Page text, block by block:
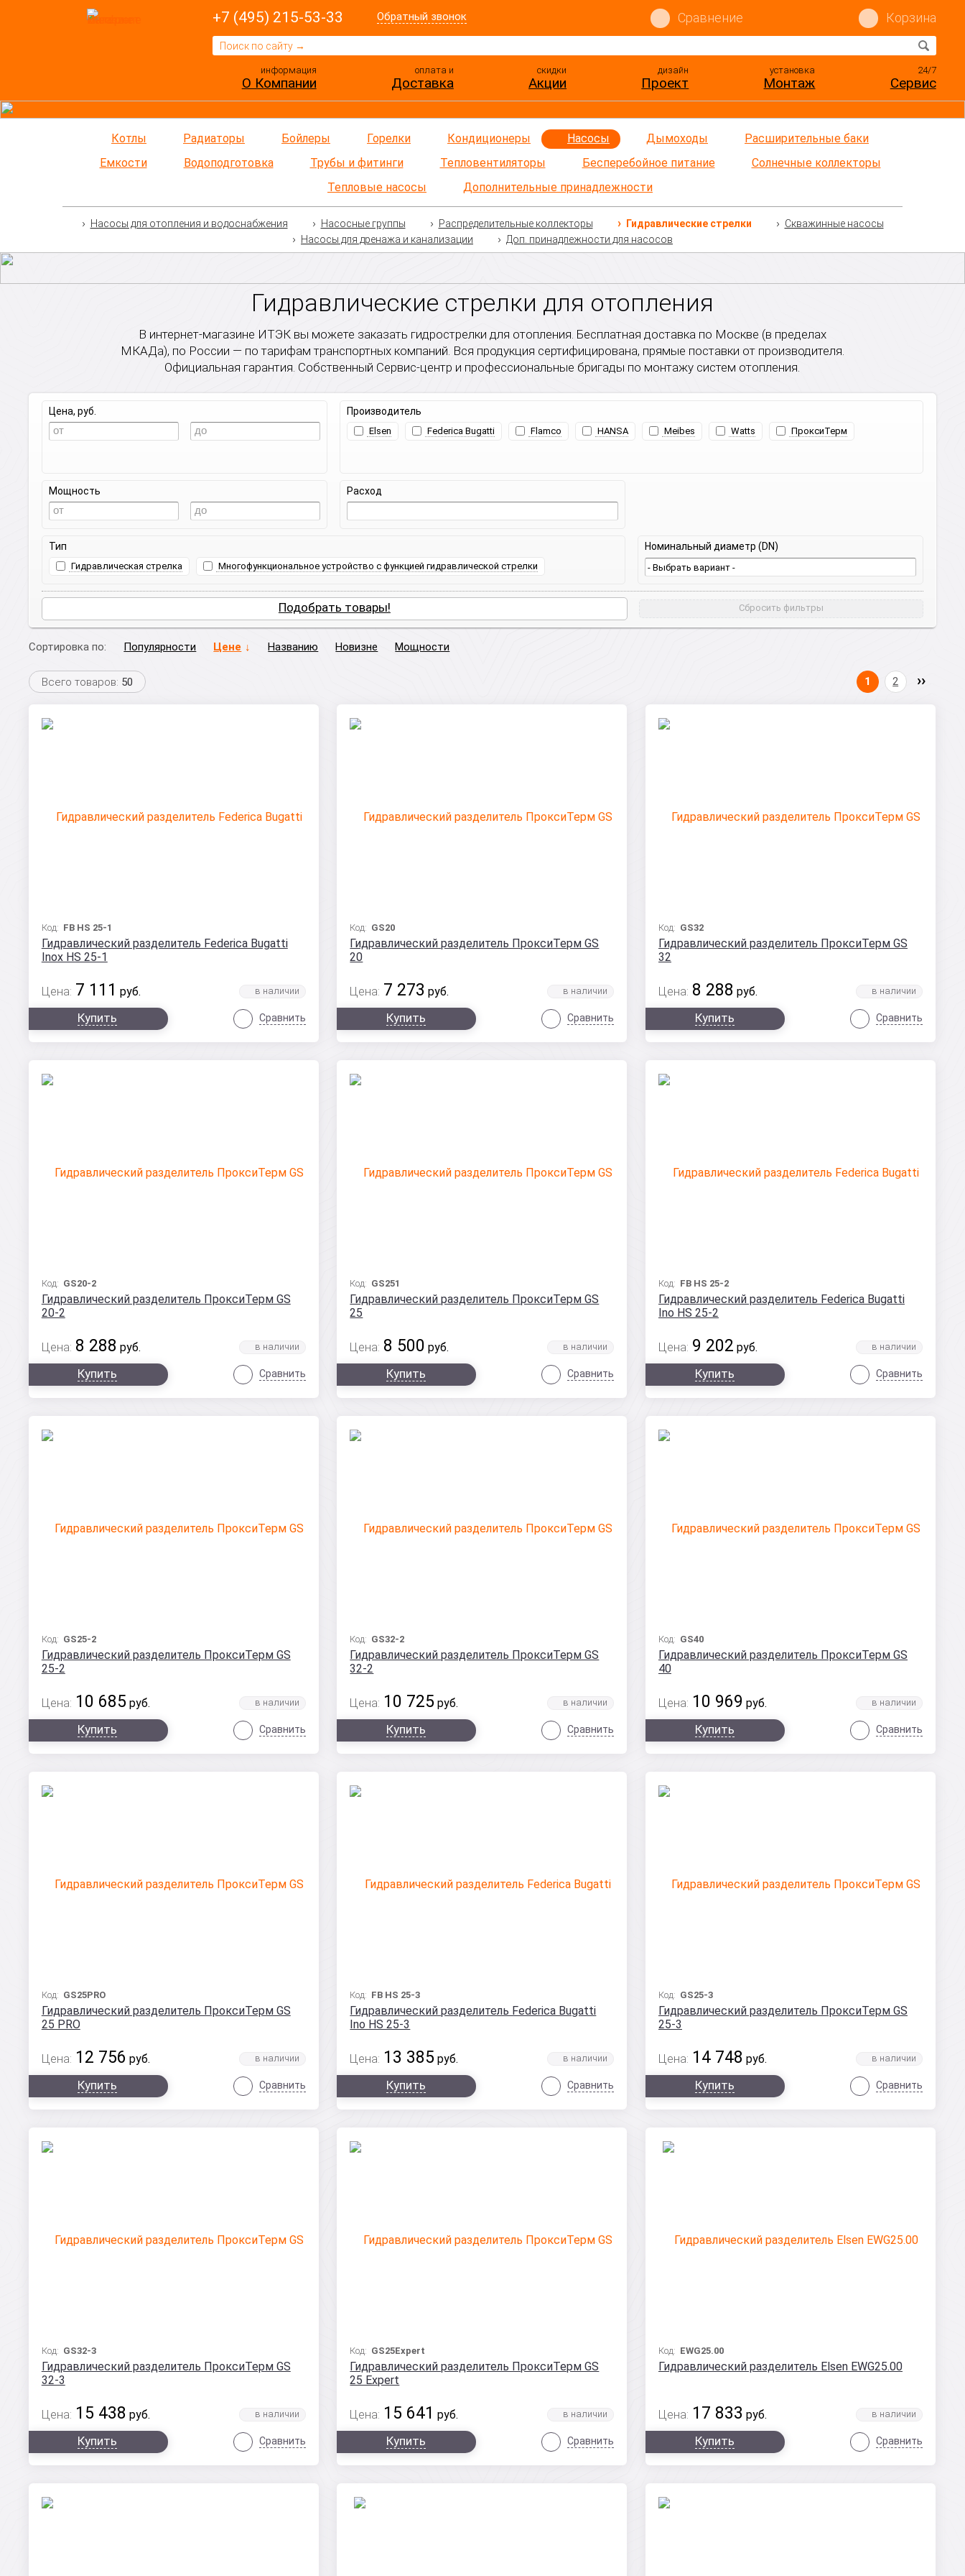
+7 (495) 215-53-33 Обратный звонок Сравнение Корзина
информация
О Компании
оплата и
Доставка
скидки
Акции
дизайн
Проект
установка
Монтаж
24/7
Сервис
Котлы Радиаторы Бойлеры Горелки Кондиционеры Насосы Дымоходы
Расширительные баки
Емкости
Водоподготовка Трубы и фитинги Тепловентиляторы Бесперебойное питание
Солнечные коллекторы
Тепловые насосы
Дополнительные принадлежности
Насосы для отопления и водоснабжения Насосные группы Распределительные коллекторы Гидравлические стрелки
Скважинные насосы
Насосы для дренажа и канализации
Доп. принадлежности для насосов
Гидравлические стрелки для отопления
В интернет-магазине ИТЭК вы можете заказать гидрострелки для отопления. Бесплатная доставка по Москве (в пределах
МКАДа), по России — по тарифам транспортных компаний. Вся продукция сертифицирована, прямые поставки от производителя.
Официальная гарантия. Собственный Сервис-центр и профессиональные бригады по монтажу систем отопления.
Цена, руб. Производитель
Elsen Federica Bugatti Flamco HANSA Meibes Watts ПроксиТерм
Мощность Расход
Тип
Гидравлическая стрелка Многофункциональное устройство с функцией гидравлической стрелки
Номинальный диаметр (DN)
Подобрать товары! Сбросить фильтры
Сортировка по: Популярности Цене Названию Новизне Мощности
Всего товаров: 50 1 2
Код: FB HS 25-1
Гидравлический разделитель Federica Bugatti
Inox HS 25-1
Цена: 7 111 руб.
Купить Сравнить
Код: GS20
Гидравлический разделитель ПроксиТерм GS
20
Цена: 7 273 руб.
Купить Сравнить
Код: GS32
Гидравлический разделитель ПроксиТерм GS
32
Цена: 8 288 руб.
Купить Сравнить
Код: GS20-2
Гидравлический разделитель ПроксиТерм GS
20-2
Цена: 8 288 руб.
Купить Сравнить
Код: GS251
Гидравлический разделитель ПроксиТерм GS
25
Цена: 8 500 руб.
Купить Сравнить
Код: FB HS 25-2
Гидравлический разделитель Federica Bugatti
Ino HS 25-2
Цена: 9 202 руб.
Купить Сравнить
Код: GS25-2
Гидравлический разделитель ПроксиТерм GS
25-2
Цена: 10 685 руб.
Купить Сравнить
Код: GS32-2
Гидравлический разделитель ПроксиТерм GS
32-2
Цена: 10 725 руб.
Купить Сравнить
Код: GS40
Гидравлический разделитель ПроксиТерм GS
40
Цена: 10 969 руб.
Купить Сравнить
Код: GS25PRO
Гидравлический разделитель ПроксиТерм GS
25 PRO
Цена: 12 756 руб.
Купить Сравнить
Код: FB HS 25-3
Гидравлический разделитель Federica Bugatti
Ino HS 25-3
Цена: 13 385 руб.
Купить Сравнить
Код: GS25-3
Гидравлический разделитель ПроксиТерм GS
25-3
Цена: 14 748 руб.
Купить Сравнить
Код: GS32-3
Гидравлический разделитель ПроксиТерм GS
32-3
Цена: 15 438 руб.
Купить Сравнить
Код: GS25Expert
Гидравлический разделитель ПроксиТерм GS
25 Expert
Цена: 15 641 руб.
Купить Сравнить
Код: EWG25.00
Гидравлический разделитель Elsen EWG25.00
Цена: 17 833 руб.
Купить Сравнить